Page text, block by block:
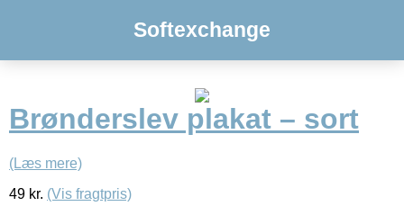
Softexchange
Brønderslev plakat – sort
(Læs mere)
49 kr. (Vis fragtpris)